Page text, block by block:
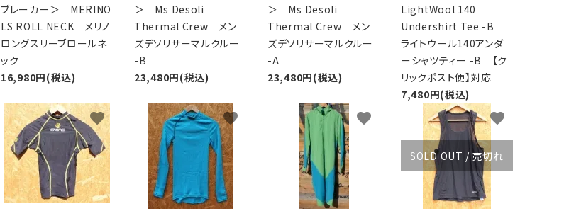
ブレーカー＞ MERINO
LS ROLL NECK メリノ
ロングスリーブロールネ
ック
16,980円(税込)
＞ Ms Desoli
Thermal Crew メン
ズデソリサーマルクルー
-B
23,480円(税込)
＞ Ms Desoli
Thermal Crew メン
ズデソリサーマルクルー
-A
23,480円(税込)
LightWool 140
Undershirt Tee -B
ライトウール140アンダ
ーシャツティー -B 【ク
リックポスト便】対応
7,480円(税込)
favorite favorite favorite
SOLD OUT / 売切れ
favorite